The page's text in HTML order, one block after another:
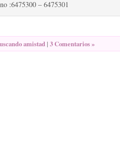
:6475300 – 6475301
amistad | 3 Comentarios »